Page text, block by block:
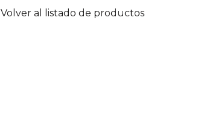
Volver al listado de productos